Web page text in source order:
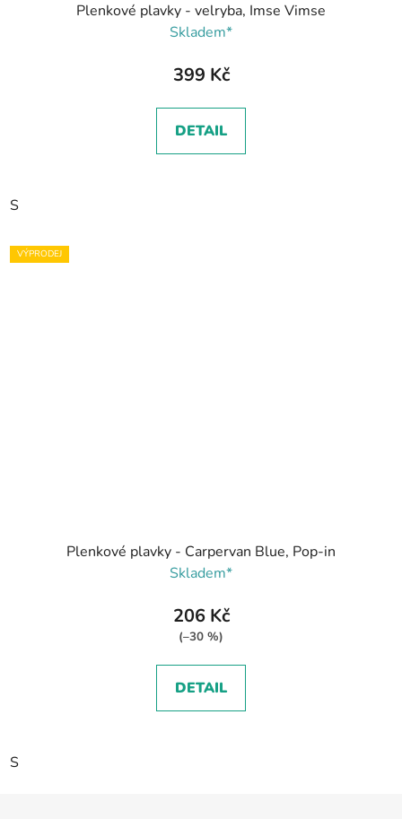
Plenkové plavky - velryba, Imse Vimse
Skladem*
399 Kč
DETAIL
S
VÝPRODEJ
Plenkové plavky - Carpervan Blue, Pop-in
Skladem*
206 Kč
(–30 %)
DETAIL
S